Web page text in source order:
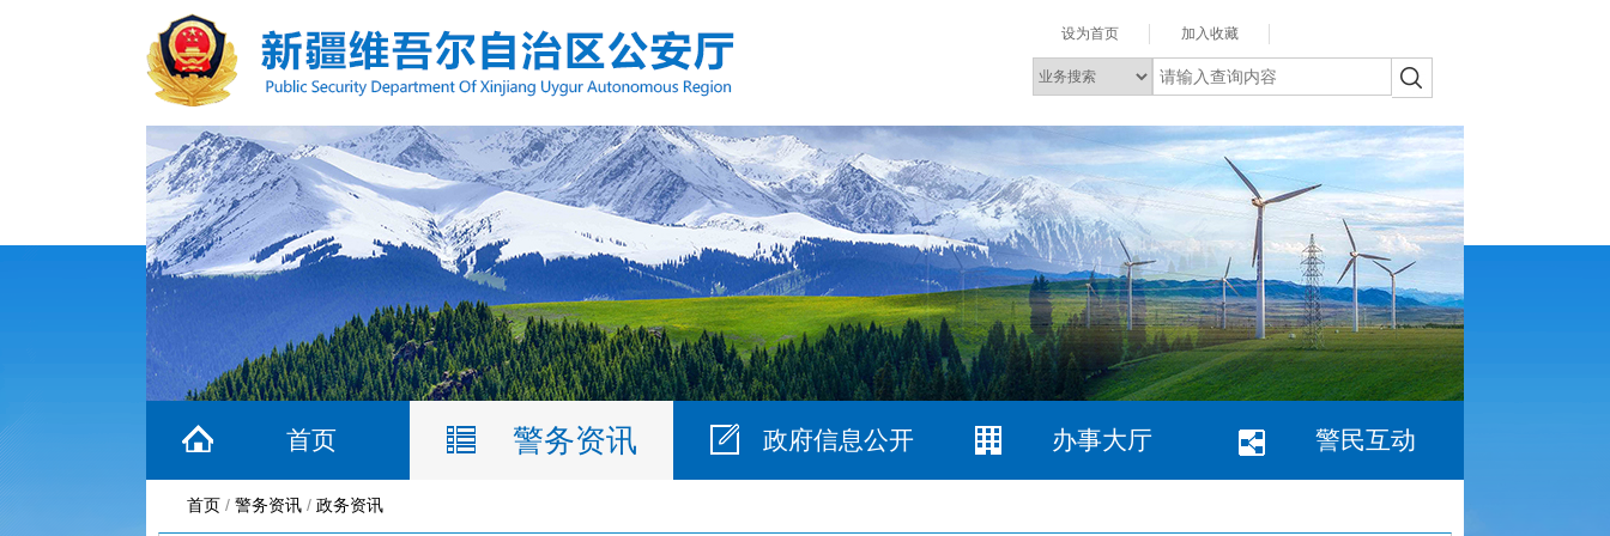
设为首页 加入收藏
首页 警务资讯 政府信息公开 办事大厅 警民互动
首页 / 警务资讯 / 政务资讯